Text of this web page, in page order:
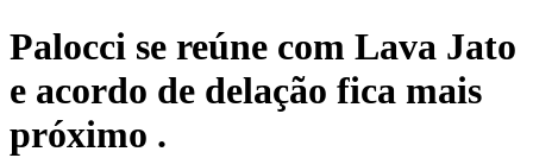
Palocci se reúne com Lava Jato
e acordo de delação fica mais
próximo .